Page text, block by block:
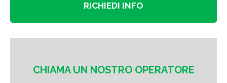
RICHIEDI INFO
CHIAMA UN NOSTRO OPERATORE